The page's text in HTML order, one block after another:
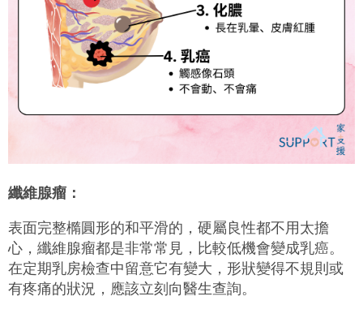
纖維腺瘤：
表面完整橢圓形的和平滑的，硬屬良性都不用太擔
心，纖維腺瘤都是非常常見，比較低機會變成乳癌。
在定期乳房檢查中留意它有變大，形狀變得不規則或
有疼痛的狀況，應該立刻向醫生查詢。